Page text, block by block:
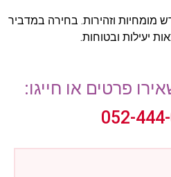
מומחיות וזהירות. בחירה במדביר
יעילות ובטוחות.
פרטים או חייגו:
052-